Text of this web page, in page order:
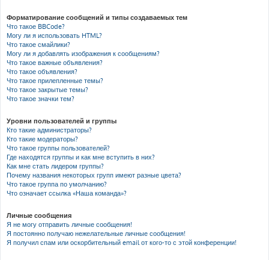
Форматирование сообщений и типы создаваемых тем
Что такое BBCode?
Могу ли я использовать HTML?
Что такое смайлики?
Могу ли я добавлять изображения к сообщениям?
Что такое важные объявления?
Что такое объявления?
Что такое прилепленные темы?
Что такое закрытые темы?
Что такое значки тем?
Уровни пользователей и группы
Кто такие администраторы?
Кто такие модераторы?
Что такое группы пользователей?
Где находятся группы и как мне вступить в них?
Как мне стать лидером группы?
Почему названия некоторых групп имеют разные цвета?
Что такое группа по умолчанию?
Что означает ссылка «Наша команда»?
Личные сообщения
Я не могу отправить личные сообщения!
Я постоянно получаю нежелательные личные сообщения!
Я получил спам или оскорбительный email от кого-то с этой конференции!